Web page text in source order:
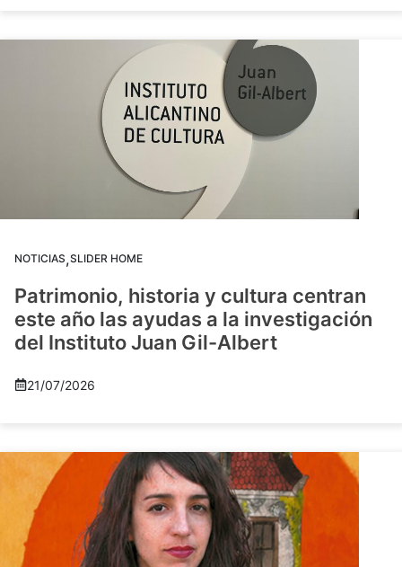
NOTICIAS,SLIDER HOME
Patrimonio, historia y cultura centran
este año las ayudas a la investigación
del Instituto Juan Gil-Albert
21/07/2026